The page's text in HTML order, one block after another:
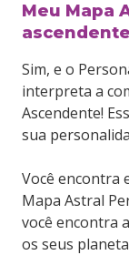
Meu Mapa
Sim, e o
interpreta a
Ascendente!
sua
Você encontra
Mapa Astral
você encontra
os seus